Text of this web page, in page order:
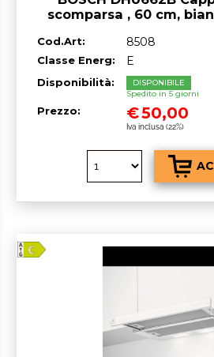
scomparsa , 60 cm,
Cod.Art: 8508
Classe Energ: E
Disponibilità:
DISPONIBILE
Spedito in 5 giorni
Prezzo: €50,00
Iva inclusa (22%)